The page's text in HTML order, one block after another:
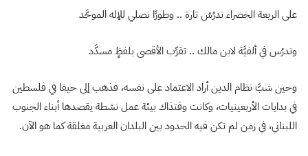
على الربعة الخضراء ندرُسُ تارة .. وطورًا نصلي للإله الموحَّد
وندرُس في ألفيَّة لابن مالك .. تقرِّب الأقصى بلفظٍ مسدَّد
وحين شبَّ نظام الدين أراد الاعتماد على نفسه، فذهب إلى حيفا في فلسطين
في بدايات الأربعينيات، وكانت وقتذاك بيئة عمل نشطة يقصدها أبناء الجنوب
اللبناني، في زمن لم تكن فيه الحدود بين البلدان العربية مغلقة كما هو الآن.